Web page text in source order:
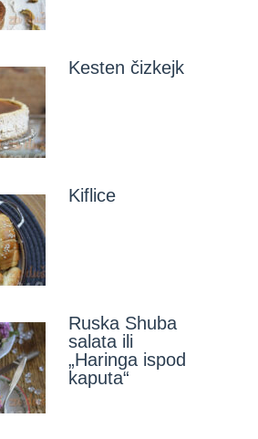
Kesten čizkejk
Kiflice
Ruska Shuba
salata ili
„Haringa ispod
kaputa“